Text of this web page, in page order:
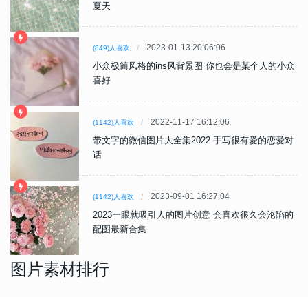
夏天
(849)人喜欢 2023-01-13 20:06:06
小众极简风格的ins风背景图 你也会是某个人的小众
喜好
(1142)人喜欢 2022-11-17 16:12:06
带文字的微信图片大全集2022 手写很有爱的恋爱对
话
(1142)人喜欢 2023-09-01 16:27:04
2023一眼就吸引人的图片创意 会喜欢很久会沦陷的
配图最新合集
图片素材排行